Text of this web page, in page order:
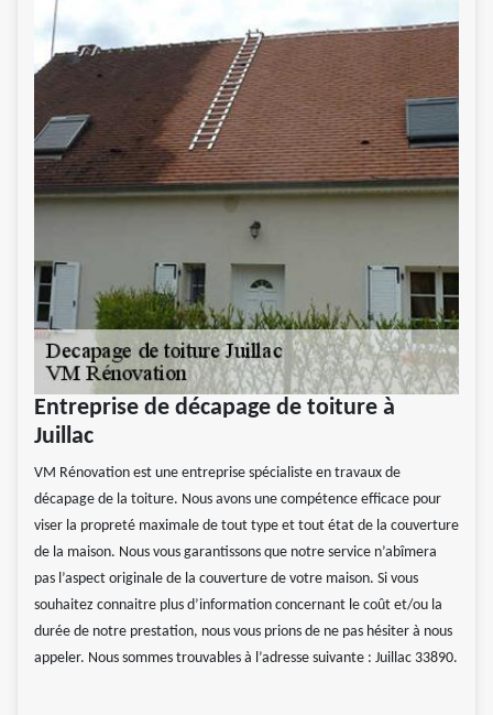
Entreprise de décapage de toiture à
Juillac
VM Rénovation est une entreprise spécialiste en travaux de
décapage de la toiture. Nous avons une compétence efficace pour
viser la propreté maximale de tout type et tout état de la couverture
de la maison. Nous vous garantissons que notre service n’abîmera
pas l’aspect originale de la couverture de votre maison. Si vous
souhaitez connaitre plus d’information concernant le coût et/ou la
durée de notre prestation, nous vous prions de ne pas hésiter à nous
appeler. Nous sommes trouvables à l’adresse suivante : Juillac 33890.